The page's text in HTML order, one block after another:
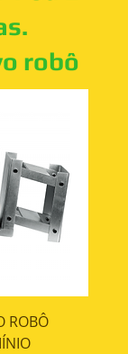
robô
ROBÔ